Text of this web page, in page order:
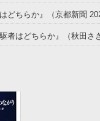
どちらか』（京都新聞
者はどちらか』（秋田さ